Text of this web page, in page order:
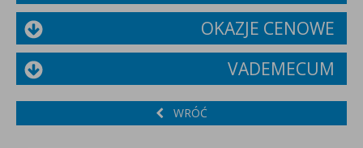
OKAZJE CENOWE
VADEMECUM
WRÓĆ